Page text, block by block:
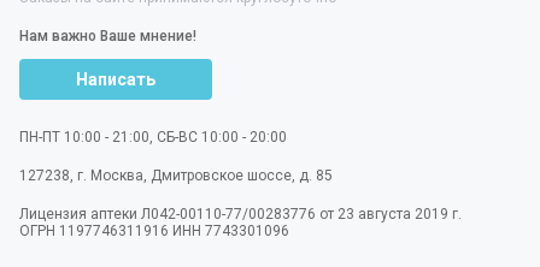
Нам важно Ваше мнение!
Написать
ПН-ПТ 10:00 - 21:00, СБ-ВС 10:00 - 20:00
127238 г. Москва Дмитровское шоссе, д. 85
Лицензия аптеки Л042-00110-77/00283776 от 23 августа 2019 г.
ОГРН 1197746311916 ИНН 7743301096